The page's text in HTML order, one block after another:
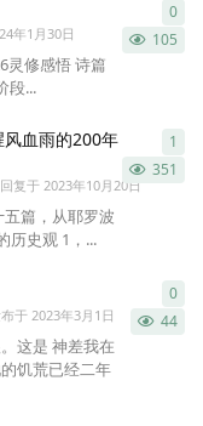
年1月30日 105
修感悟 诗篇
段...
0
血雨的200年
复于2023年10月20日
351
五篇，从耶罗波
史观 1，...
1
于 2023年3月1日 44
这是 神差我在
饥荒已经二年
0